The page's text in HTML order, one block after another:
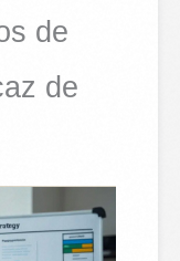
de
de